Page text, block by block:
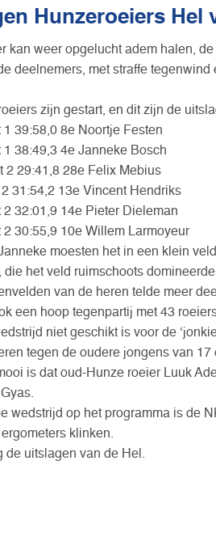
Hunzeroeiers Hel
kan weer opgelucht adem halen,
deelnemers, met straffe
zijn gestart, en dit zijn de
1 39:58,0 8e Noortje Festen
1 38:49,3 4e Janneke Bosch
2 29:41,8 28e Felix Mebius
31:54,2 13e Vincent Hendriks
2 32:01,9 14e Pieter Dieleman
2 30:55,9 10e Willem Larmoyeur
moesten het in een klein
die het veld ruimschoots
van de heren telde meer
een hoop tegenpartij met 43
niet geschikt is voor de
tegen de oudere jongens van 17
is dat oud-Hunze roeier Luuk
wedstrijd op het programma is de
klinken.
de uitslagen van de Hel.